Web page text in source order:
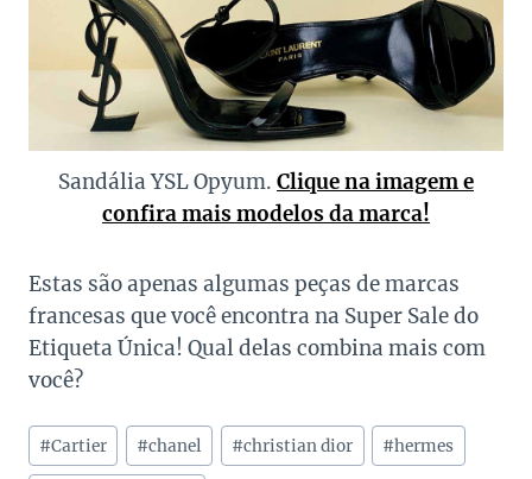
Sandália YSL Opyum. Clique na imagem e
confira mais modelos da marca!
Estas são apenas algumas peças de marcas
francesas que você encontra na Super Sale do
Etiqueta Única! Qual delas combina mais com
você?
Tags
do
#Cartier #chanel #christian dior #hermes